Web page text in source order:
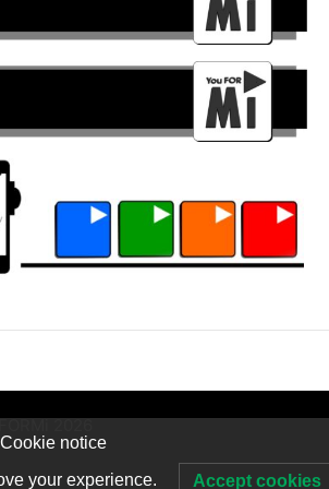
2026
notice
your experience. Accept cookies